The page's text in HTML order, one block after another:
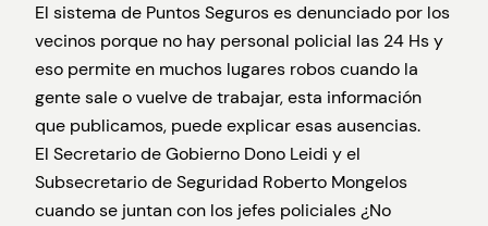
El sistema de Puntos Seguros es denunciado por los
vecinos porque no hay personal policial las 24 Hs y
eso permite en muchos lugares robos cuando la
gente sale o vuelve de trabajar, esta información
que publicamos, puede explicar esas ausencias.
El Secretario de Gobierno Dono Leidi y el
Subsecretario de Seguridad Roberto Mongelos
cuando se juntan con los jefes policiales ¿No